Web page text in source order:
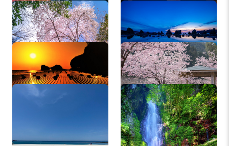
古座川 桜 橋杭岩
円月島 鶴川公園 桜
白良浜 ハリオの滝